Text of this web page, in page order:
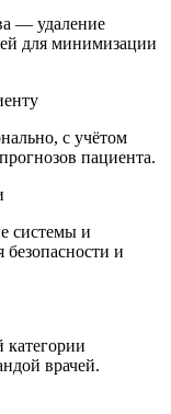
— удаление
для минимизации
с учётом
пациента.
системы и
и
врачей.